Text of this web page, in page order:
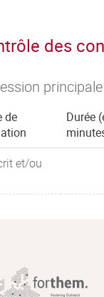
des
principale
de
Durée
et/ou